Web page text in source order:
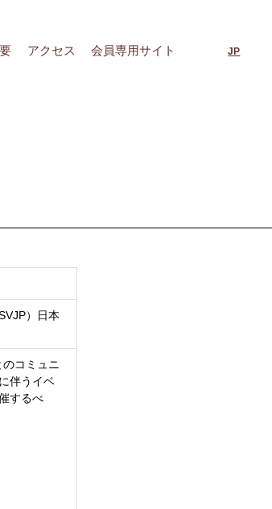
アクセス 会員専用サイト JP
）日本
コミュニ
伴うイベ
するべ